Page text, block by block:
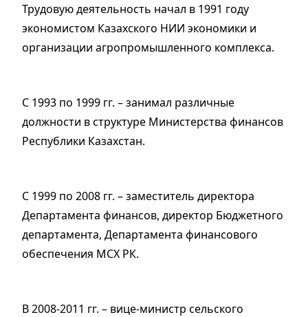
Трудовую деятельность начал в 1991 году
экономистом Казахского НИИ экономики и
организации агропромышленного комплекса.
С 1993 по 1999 гг. – занимал различные
должности в структуре Министерства финансов
Республики Казахстан.
С 1999 по 2008 гг. – заместитель директора
Департамента финансов, директор Бюджетного
департамента, Департамента финансового
обеспечения МСХ РК.
В 2008-2011 гг. – вице-министр сельского